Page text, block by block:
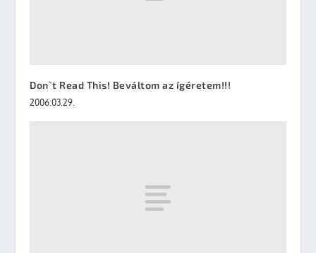
Don`t Read This! Beváltom az ígéretem!!!
2006.03.29.